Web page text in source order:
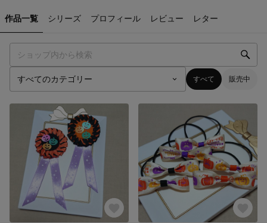
作品一覧 シリーズ プロフィール レビュー レター
すべて 販売中